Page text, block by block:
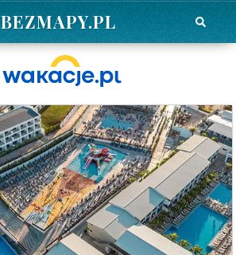
BEZMAPY.PL